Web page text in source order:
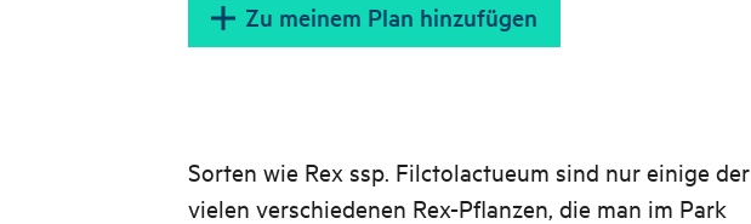
Zu meinem Plan hinzufügen
Sorten wie Rex ssp. Filctolactueum sind nur einige der
vielen verschiedenen Rex-Pflanzen, die man im Park